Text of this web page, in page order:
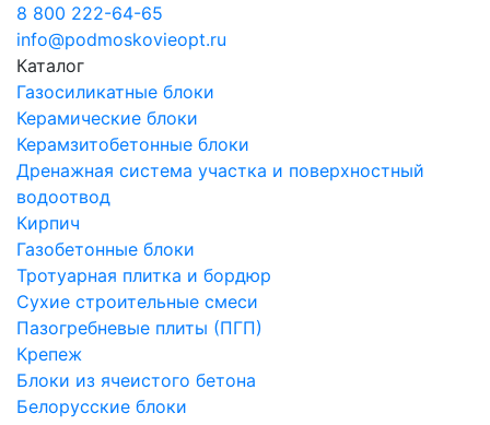
8 800 222-64-65
info@podmoskovieopt.ru
Каталог
Газосиликатные блоки
Керамические блоки
Керамзитобетонные блоки
Дренажная система участка и поверхностный
водоотвод
Кирпич
Газобетонные блоки
Тротуарная плитка и бордюр
Сухие строительные смеси
Пазогребневые плиты (ПГП)
Крепеж
Блоки из ячеистого бетона
Белорусские блоки